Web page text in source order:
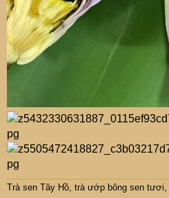
Trà sen Tây Hồ, trà ướp bông sen tươi,